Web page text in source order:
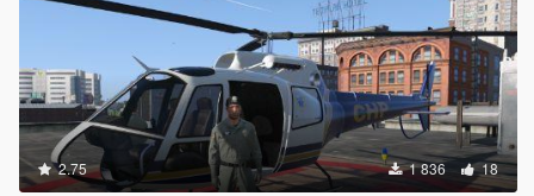
2.75 1 836 18